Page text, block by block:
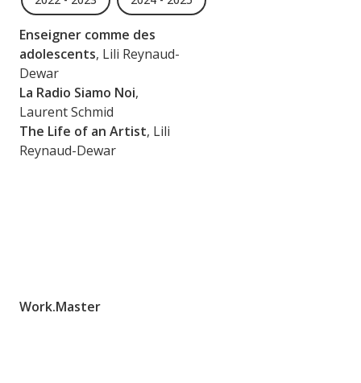
Enseigner comme des
adolescents, Lili Reynaud-
Dewar
La Radio Siamo Noi,
Laurent Schmid
The Life of an Artist, Lili
Reynaud-Dewar
Work.Master